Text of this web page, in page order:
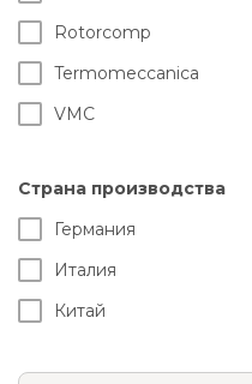
Rotorcomp
Termomeccanica
VMC
Страна производства
Германия
Италия
Китай